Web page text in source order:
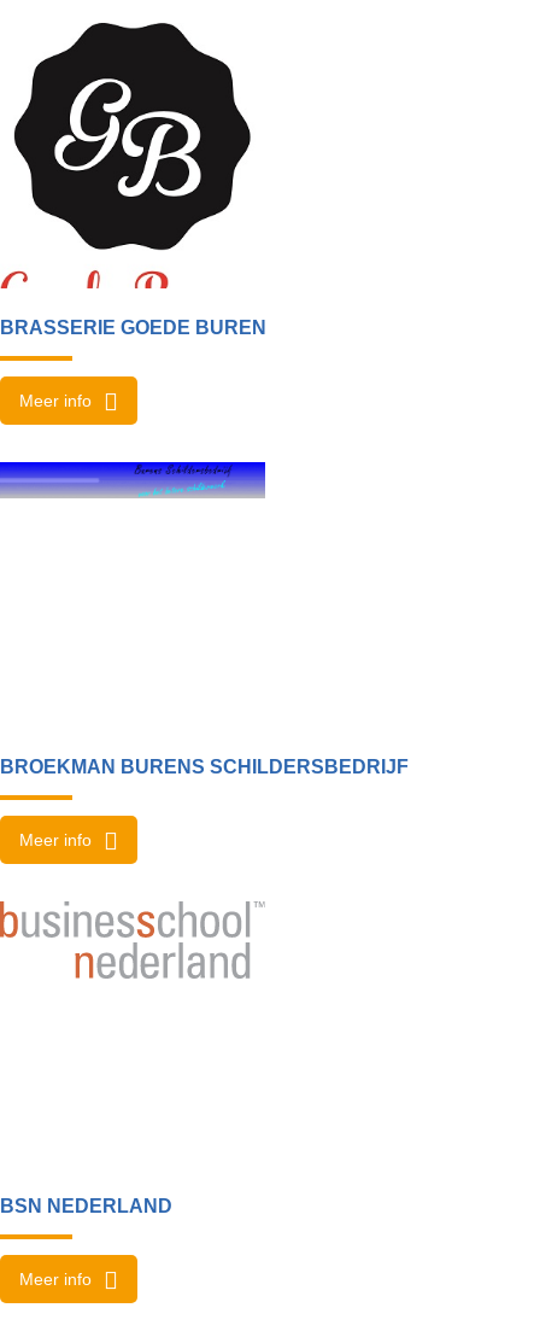
BRASSERIE GOEDE BUREN
Meer info
BROEKMAN BURENS SCHILDERSBEDRIJF
Meer info
BSN NEDERLAND
Meer info